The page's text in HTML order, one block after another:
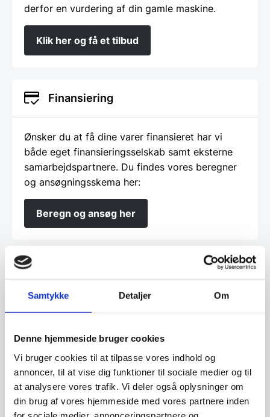
Samtykke Detaljer Om
Denne hjemmeside bruger cookies
Vi bruger cookies til at tilpasse vores indhold og
annoncer, til at vise dig funktioner til sociale medier og til
at analysere vores trafik. Vi deler også oplysninger om
din brug af vores hjemmeside med vores partnere inden
derfor en vurdering af din gamle maskine.
Klik her og få et tilbud
Finansiering
Ønsker du at få dine varer finansieret har vi
både eget finansieringsselskab samt eksterne
samarbejdspartnere. Du findes vores beregner
og ansøgningsskema her:
Beregn og ansøg her
Har du spørgsmål til varen? Klik her
Vi prismatcher - Klik her
Relaterede varer